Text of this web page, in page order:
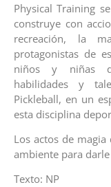
Physical Training
construye con
recreación, la
protagonistas de
niños y niñas
habilidades y
Pickleball, en un
esta disciplina
Los actos de magia
ambiente para
Texto: NP